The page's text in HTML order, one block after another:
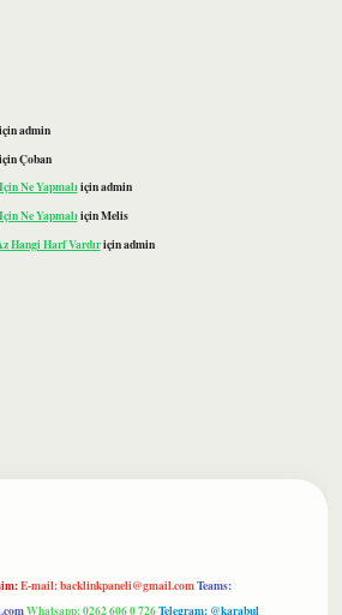
admin
Çoban
Ne Yapmalıiçinadmin
Ne YapmalıiçinMelis
Hangi Harf Vardıriçinadmin
E-mail:backlinkpaneli@gmail.comTeams:
Whatsapp: 0262 606 0 726Telegram: @karabul